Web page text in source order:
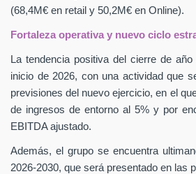
(68,4M€ en retail y 50,2M€ en Online).
Fortaleza operativa y nuevo ciclo
La tendencia positiva del cierre de
inicio de 2026, con una actividad que
previsiones del nuevo ejercicio, en el
de ingresos de entorno al 5% y por
EBITDA ajustado.
Además, el grupo se encuentra
2026-2030, que será presentado en las